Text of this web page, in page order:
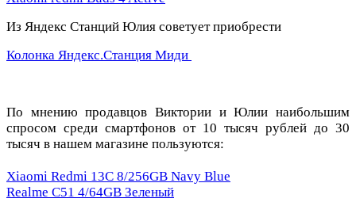
Из Яндекс Станций Юлия советует приобрести
Колонка Яндекс.Станция Миди
По мнению продавцов Виктории и Юлии наибольшим
спросом среди смартфонов от 10 тысяч рублей до 30
тысяч в нашем магазине пользуются:
Xiaomi Redmi 13C 8/256GB Navy Blue
Realme C51 4/64GB Зеленый